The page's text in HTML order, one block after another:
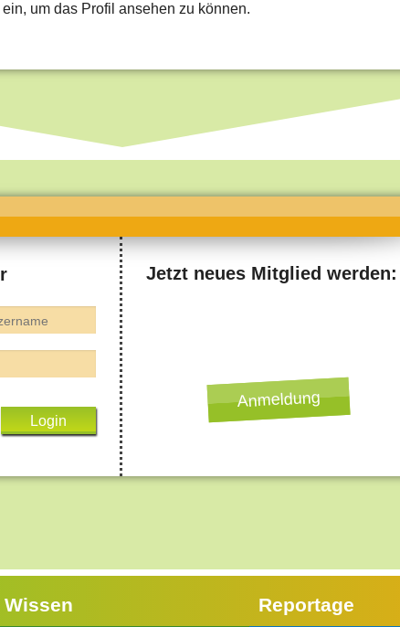
Ratgeber & Tipps
Kunst
Kinderuni
um das Profil ansehen zu können.
Jetzt neues Mitglied werden:
Anmeldung
Wissen Reportage